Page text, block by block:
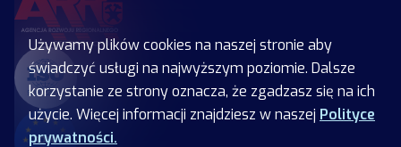
Używamy plików cookies na naszej stronie aby
świadczyć usługi na najwyższym poziomie. Dalsze
korzystanie ze strony oznacza, że zgadzasz się na ich
użycie. Więcej informacji znajdziesz w naszej Polityce
prywatności.